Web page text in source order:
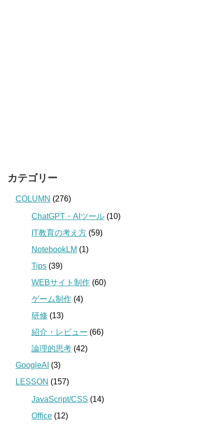
カテゴリー
COLUMN (276)
ChatGPT・AIツール (10)
IT教育の考え方 (59)
NotebookLM (1)
Tips (39)
WEBサイト制作 (60)
ゲーム制作 (4)
研修 (13)
紹介・レビュー (66)
論理的思考 (42)
GoogleAI (3)
LESSON (157)
JavaScript/CSS (14)
Office (12)